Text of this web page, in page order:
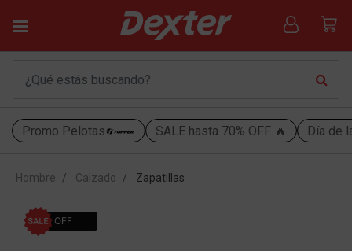
Promo Pelotas SALE hasta 70% OFF 🔥 Día de
Hombre Calzado Zapatillas
30% OFF